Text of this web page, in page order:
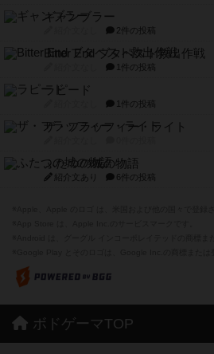
ギャンブラー
2件の投稿
Bitter End ブタペスト救出作戦
1件の投稿
ラピード
1件の投稿
ザ・フラッフィー・ライト
ふたつの城の物語
紹介文あり 6件の投稿
ボドゲーマTOP